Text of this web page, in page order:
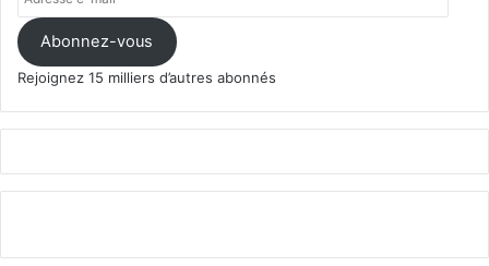
e-
mail Abonnez-vous
Rejoignez 15 milliers d’autres abonnés